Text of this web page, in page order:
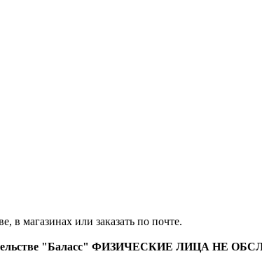
в магазинах или заказать по почте.
"Баласс" ФИЗИЧЕСКИЕ ЛИЦА НЕ